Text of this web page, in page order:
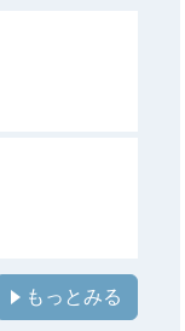
もっとみる